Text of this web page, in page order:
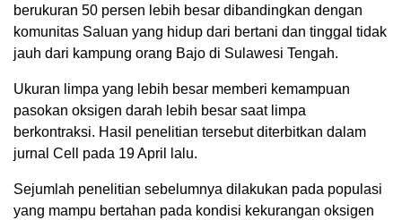
berukuran 50 persen lebih besar dibandingkan dengan
komunitas Saluan yang hidup dari bertani dan tinggal tidak
jauh dari kampung orang Bajo di Sulawesi Tengah.
Ukuran limpa yang lebih besar memberi kemampuan
pasokan oksigen darah lebih besar saat limpa
berkontraksi. Hasil penelitian tersebut diterbitkan dalam
jurnal Cell pada 19 April lalu.
Sejumlah penelitian sebelumnya dilakukan pada populasi
yang mampu bertahan pada kondisi kekurangan oksigen